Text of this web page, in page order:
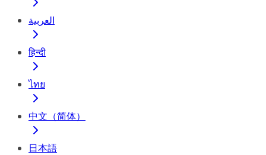
العربية
हिन्दी
ไทย
中文（简体）
日本語